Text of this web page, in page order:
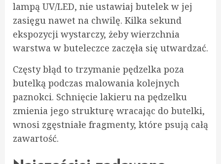
lampą UV/LED, nie ustawiaj butelek w jej
zasięgu nawet na chwilę. Kilka sekund
ekspozycji wystarczy, żeby wierzchnia
warstwa w buteleczce zaczęła się utwardzać.
Częsty błąd to trzymanie pędzelka poza
butelką podczas malowania kolejnych
paznokci. Schnięcie lakieru na pędzelku
zmienia jego strukturę wracając do butelki,
wnosi zgęstniałe fragmenty, które psują całą
zawartość.